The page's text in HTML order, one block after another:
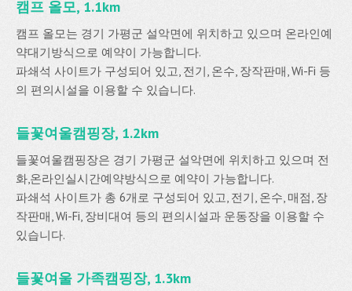
캠프 올모, 1.1km
캠프 올모는 경기 가평군 설악면에 위치하고 있으며 온라인예
약대기방식으로 예약이 가능합니다.
파쇄석 사이트가 구성되어 있고, 전기, 온수, 장작판매, Wi-Fi 등
의 편의시설을 이용할 수 있습니다.
들꽃여울캠핑장, 1.2km
들꽃여울캠핑장은 경기 가평군 설악면에 위치하고 있으며 전
화,온라인실시간예약방식으로 예약이 가능합니다.
파쇄석 사이트가 총 6개로 구성되어 있고, 전기, 온수, 매점, 장
작판매, Wi-Fi, 장비대여 등의 편의시설과 운동장을 이용할 수
있습니다.
들꽃여울 가족캠핑장, 1.3km